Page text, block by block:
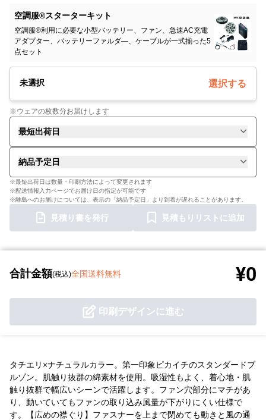
空調服®スターターキット
空調服®利用に必要な小型バッテリー、ファン、急速AC充電
アダプター、バッテリーファルダ―、ケーブルが一式揃った5
点セット
未選択 選択する
※ウェアの枚数分お届けします
最短出荷日
納品予定日
※最短出荷日は数量・印刷方法によって変更されます
※配送情報入力ページでお届け日の指定が可能です
※離島へのお届けについては、表示の「納品予定日」より到着が遅れることがあります。
見積り書を発行 見積もりリストに追加
合計金額(税込)全国送料無料 ¥0
印刷デザインに進む
タチエリ×ナチュラルカラー。第一印象ピカイチのスタンダードブ
ルゾン。肌触り抜群の綿素材を使用。吸湿性もよく、着心地・肌
触り抜群で幅広いシーンで活躍します。ファン穴部分にマチがあ
り、動いていてもファンの取り込み風量が下がりにくい仕様で
す。【広めの襟ぐり】ファスナーを上まで閉めても動きと風の通